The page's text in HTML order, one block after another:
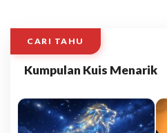
CARI TAHU
Kumpulan Kuis Menarik